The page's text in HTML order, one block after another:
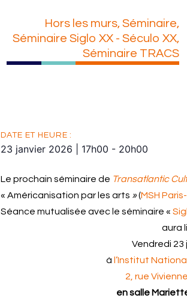
Hors les murs, Séminaire,
Séminaire Siglo XX - Século XX,
Séminaire TRACS
DATE ET HEURE :
23 janvier 2026 17h00 - 20h00
Le prochain séminaire de Transatlantic
« Américanisation par les arts »(MSH
Séance mutualisée avec le séminaire «
aura
Vendredi 23
à l’Institut
2, rue
en salle